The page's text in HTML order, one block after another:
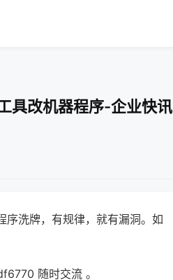
具改机器程序-企业快讯
序洗牌，有规律，就有漏洞。如
随时交流 。